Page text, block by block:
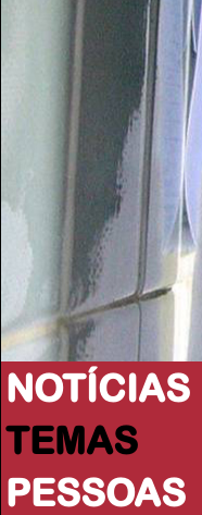
NOTÍCIAS
TEMAS
PESSOAS